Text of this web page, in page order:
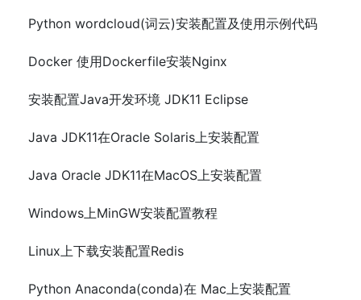
Python wordcloud(词云)安装配置及使用示例代码
Docker 使用Dockerfile安装Nginx
安装配置Java开发环境 JDK11 Eclipse
Java JDK11在Oracle Solaris上安装配置
Java Oracle JDK11在MacOS上安装配置
Windows上MinGW安装配置教程
Linux上下载安装配置Redis
Python Anaconda(conda)在 Mac上安装配置